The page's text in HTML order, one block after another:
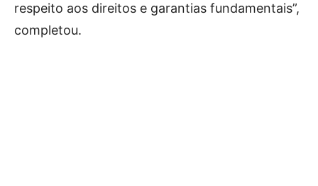
respeito aos direitos e garantias fundamentais”,
completou.